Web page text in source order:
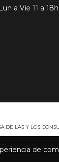
de
a Vie 11 a
DE LAS Y LOS